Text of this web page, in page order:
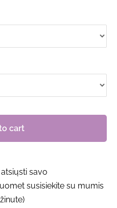
cart
savo
susisiekite su mumis